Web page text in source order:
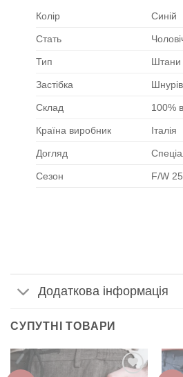
Колір Синій
Стать
Тип Штани
Застібка
Склад 100%
Країна виробник Італія
Догляд
Сезон F/W
Додаткова інформація
СУПУТНІ ТОВАРИ